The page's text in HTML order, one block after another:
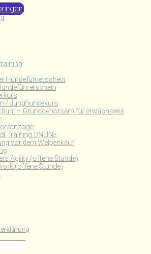
Hundeführerschein
/ Junghundekurs
– Grundgehorsam für erwachsene
Training ONLINE
vor dem Welpenkauf
Agility (offene Stunde)
(offene Stunde)